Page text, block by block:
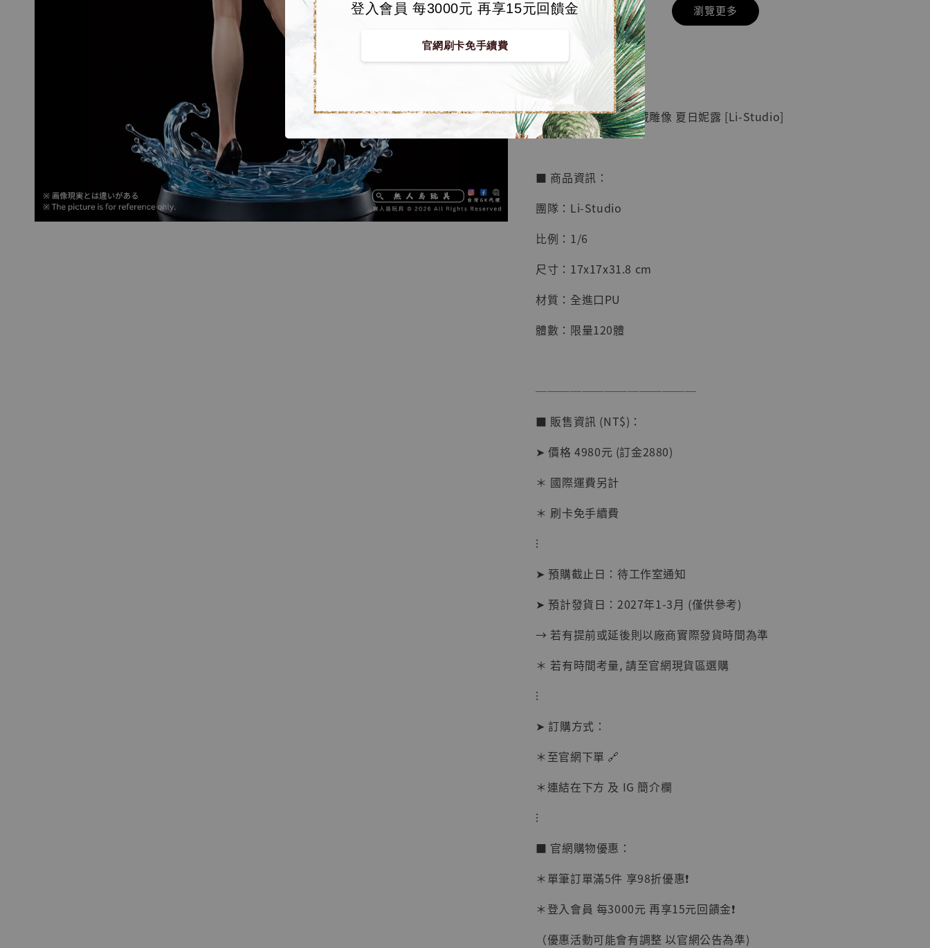
登入會員 每3000元 再享15元回饋金
官網刷卡免手續費
【店內現貨】七龍珠
系列蒐藏雕像 悟空
鳥山明紀念款 [奇蹟
工作室]
NT$ 4,280
NT$ 5,580
- +
加入購物車
【店內現貨】海賊王
系列蒐藏雕像 布魯
克達摩 [7STARS
Studio]
NT$ 1,870
加購優惠【讓子彈飛 鵝城縣長 張麻子 [BK01]】
可動蒐藏人偶 讓子
彈飛 鵝城縣長 張麻
子 [BK01]
NT$ 5,300
-
瀏覽更多
🏝【無人島玩具】
【預購】死神 GK 蒐藏雕像 夏日妮露 [Li-Studio]
■ 商品資訊：
團隊：Li-Studio
比例：1/6
尺寸：17x17x31.8 cm
材質：全進口PU
體數：限量120體
──────────────
■ 販售資訊 (NT$)：
➤ 價格 4980元 (訂金2880)
＊ 國際運費另計
＊ 刷卡免手續費
⁝
➤ 預購截止日：待工作室通知
➤ 預計發貨日：2027年1-3月 (僅供參考)
→ 若有提前或延後則以廠商實際發貨時間為準
＊ 若有時間考量, 請至官網現貨區選購
⁝
➤ 訂購方式：
＊至官網下單 🔗
＊連結在下方 及 IG 簡介欄
⁝
■ 官網購物優惠：
＊單筆訂單滿5件 享98折優惠❗️
＊登入會員 每3000元 再享15元回饋金❗️
（優惠活動可能會有調整 以官網公告為準)